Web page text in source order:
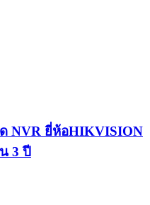
NVR ยี่ห้อHIKVISION
3 ปี